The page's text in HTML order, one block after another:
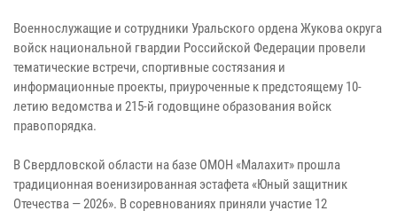
Военнослужащие и сотрудники Уральского ордена Жукова округа
войск национальной гвардии Российской Федерации провели
тематические встречи, спортивные состязания и
информационные проекты, приуроченные к предстоящему 10-
летию ведомства и 215-й годовщине образования войск
правопорядка.
В Свердловской области на базе ОМОН «Малахит» прошла
традиционная военизированная эстафета «Юный защитник
Отечества — 2026». В соревнованиях приняли участие 12